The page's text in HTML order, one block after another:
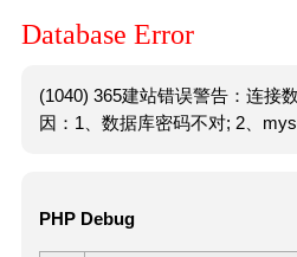
Database Error
(1040) 365建站错误警告：连接
因：1、数据库密码不对; 2、
PHP Debug